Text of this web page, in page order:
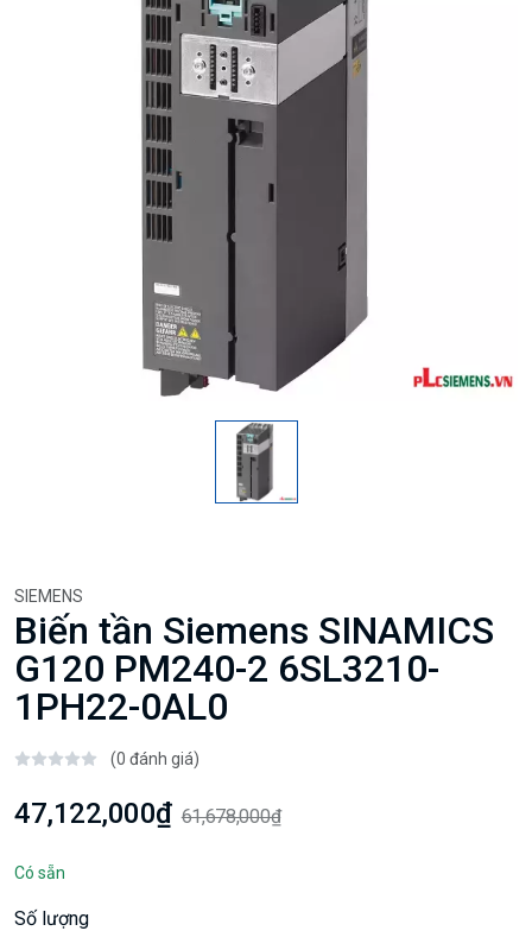
SIEMENS
Biến tần Siemens SINAMICS
G120 PM240-2 6SL3210-
1PH22-0AL0
(0 đánh giá)
47,122,000₫ 61,678,000₫
Có sẵn
Số lượng